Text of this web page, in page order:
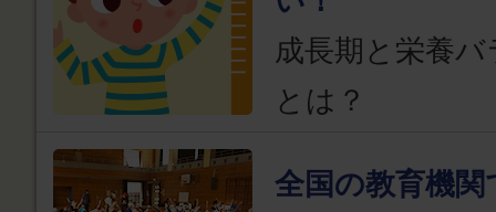
成長期と栄養
とは？
全国の教育機関